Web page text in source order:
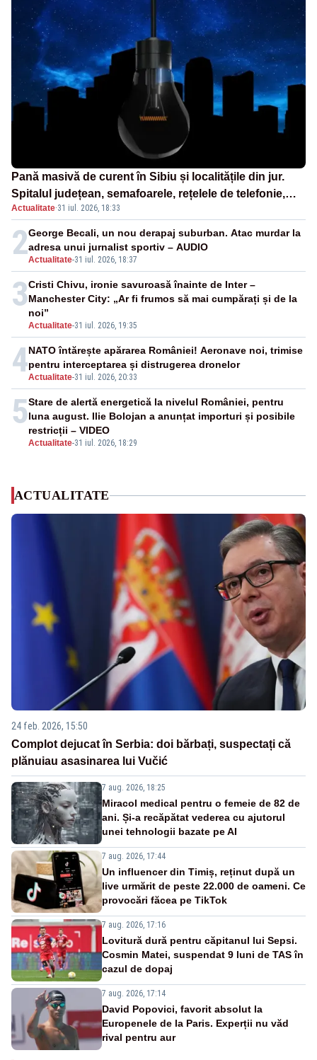
Pană masivă de curent în Sibiu și localitățile din jur.
Spitalul județean, semafoarele, rețelele de telefonie,
grav afectate
Actualitate·31 iul. 2026, 18:33
2Actualitate-31 iul. 2026, 18:37
George Becali, un nou derapaj suburban. Atac murdar la
adresa unui jurnalist sportiv – AUDIO
3
Actualitate-31 iul. 2026, 19:35
Cristi Chivu, ironie savuroasă înainte de Inter –
Manchester City: „Ar fi frumos să mai cumpărați și de la
noi”
4Actualitate-31 iul. 2026, 20:33
NATO întărește apărarea României! Aeronave noi, trimise
pentru interceptarea și distrugerea dronelor
5
Actualitate-31 iul. 2026, 18:29
Stare de alertă energetică la nivelul României, pentru
luna august. Ilie Bolojan a anunțat importuri și posibile
restricții – VIDEO
ACTUALITATE
24 feb. 2026, 15:50
Complot dejucat în Serbia: doi bărbați, suspectați că
plănuiau asasinarea lui Vučić
7 aug. 2026, 18:25
Miracol medical pentru o femeie de 82 de
ani. Și-a recăpătat vederea cu ajutorul
unei tehnologii bazate pe AI
7 aug. 2026, 17:44
Un influencer din Timiș, reținut după un
live urmărit de peste 22.000 de oameni. Ce
provocări făcea pe TikTok
7 aug. 2026, 17:16
Lovitură dură pentru căpitanul lui Sepsi.
Cosmin Matei, suspendat 9 luni de TAS în
cazul de dopaj
7 aug. 2026, 17:14
David Popovici, favorit absolut la
Europenele de la Paris. Experții nu văd
rival pentru aur